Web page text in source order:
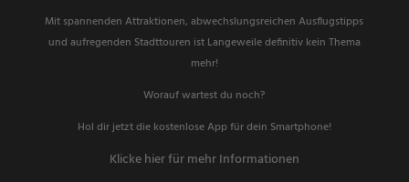
Mit spannenden Attraktionen, abwechslungsreichen Ausflugstipps
und aufregenden Stadttouren ist Langeweile definitiv kein Thema
mehr!
Worauf wartest du noch?
Hol dir jetzt die kostenlose App für dein Smartphone!
Klicke hier für mehr Informationen